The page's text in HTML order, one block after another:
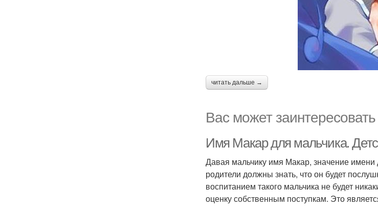
читать дальше →
Вас может заинтересовать
Имя Макар для мальчика.
Давая мальчику имя Макар, значение имени
родители должны знать, что он будет
воспитанием такого мальчика не будет
оценку собственным поступкам. Это